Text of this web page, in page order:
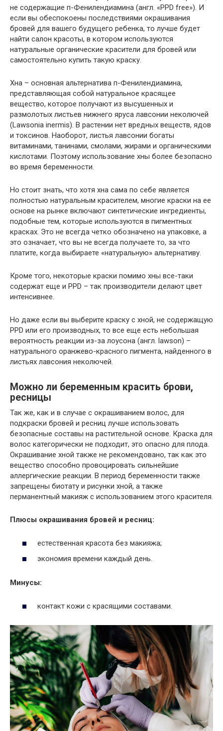
не содержащие п-Фенилендиамина (англ. «PPD free»). И
если вы обеспокоены последствиями окрашивания
бровей для вашего будущего ребенка, то лучше будет
найти салон красоты, в котором используются
натуральные органические красители для бровей или
самостоятельно купить такую краску.
Хна – основная альтернатива п-Фенилендиамина,
представляющая собой натуральное красящее
вещество, которое получают из высушенных и
размолотых листьев нижнего яруса лавсонии неколючей
(Lawsonia inermis). В растении нет вредных веществ, ядов
и токсинов. Наоборот, листья лавсонии богаты
витаминами, танинами, смолами, жирами и органическими
кислотами. Поэтому использование хны более безопасно
во время беременности.
Но стоит знать, что хотя хна сама по себе является
полностью натуральным красителем, многие краски на ее
основе на рынке включают синтетические ингредиенты,
подобные тем, которые используются в пигментных
красках. Это не всегда четко обозначено на упаковке, а
это означает, что вы не всегда получаете то, за что
платите, когда выбираете «натуральную» альтернативу.
Кроме того, некоторые краски помимо хны все-таки
содержат еще и PPD – так производители делают цвет
интенсивнее.
Но даже если вы выберите краску с хной, не содержащую
PPD или его производных, то все еще есть небольшая
вероятность реакции из-за лоусона (англ. lawson) –
натурального оранжево-красного пигмента, найденного в
листьях лавсония неколючей.
Можно ли беременным красить брови,
ресницы
Так же, как и в случае с окрашиванием волос, для
подкраски бровей и ресниц лучше использовать
безопасные составы на растительной основе. Краска для
волос категорически не подходит, это опасно для плода.
Окрашивание хной также не рекомендовано, так как это
вещество способно провоцировать сильнейшие
аллергические реакции. В период беременности также
запрещены биотату и рисунки хной, а также
перманентный макияж с использованием этого красителя.
Плюсы окрашивания бровей и ресниц:
естественная красота без макияжа;
экономия времени каждый день.
Минусы:
контакт кожи с красящими составами.